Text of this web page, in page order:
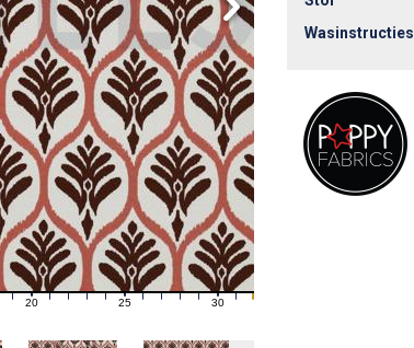
19 20 21 22 23 24 25 26 27 28 29 30 31
Wasinstructies